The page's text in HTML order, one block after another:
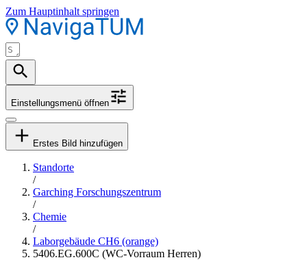
Zum Hauptinhalt springen
Einstellungsmenü öffnen
Erstes Bild hinzufügen
Standorte
/
Garching Forschungszentrum
/
Chemie
/
Laborgebäude CH6 (orange)
5406.EG.600C (WC-Vorraum Herren)